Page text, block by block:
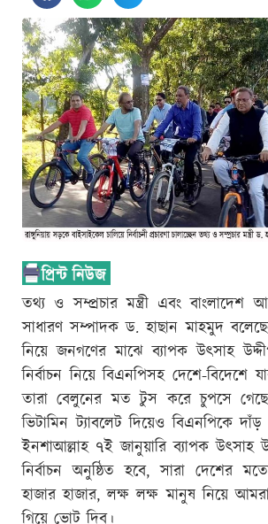
তথ্য ও সম্প্রচার মন্ত্রী এবং বাংলাদেশ
সাধারণ সম্পাদক ড. হাছান মাহমুদ
নিয়ে জনগণের মাঝে ব্যাপক উৎসাহ
নির্বাচন নিয়ে বিএনপিসহ দেশে-বিদেশে
তারা বেলুনের মত টুস করে চুপসে
ভিটামিন ট্যাবলেট দিয়েও বিএনপিকে
ইনশাআল্লাহ ৭ই জানুয়ারি ব্যাপক উৎসাহ
নির্বাচন অনুষ্ঠিত হবে, সারা দেশের
হাজার হাজার, লক্ষ লক্ষ মানুষ নিয়ে
গিয়ে ভোট দিব।